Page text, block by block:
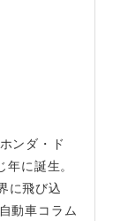
ンダ・ド
に誕生。
に飛び込
動車コラム